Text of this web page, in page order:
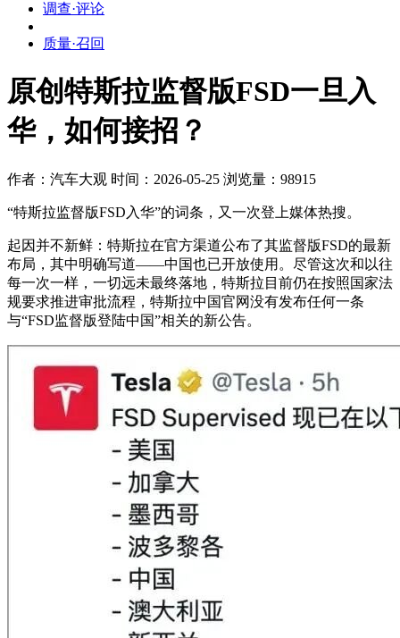
调查·评论
质量·召回
原创特斯拉监督版FSD一旦入
华，如何接招？
作者：汽车大观 时间：2026-05-25 浏览量：98915
“特斯拉监督版FSD入华”的词条，又一次登上媒体热搜。
起因并不新鲜：特斯拉在官方渠道公布了其监督版FSD的最新
布局，其中明确写道——中国也已开放使用。尽管这次和以往
每一次一样，一切远未最终落地，特斯拉目前仍在按照国家法
规要求推进审批流程，特斯拉中国官网没有发布任何一条
与“FSD监督版登陆中国”相关的新公告。